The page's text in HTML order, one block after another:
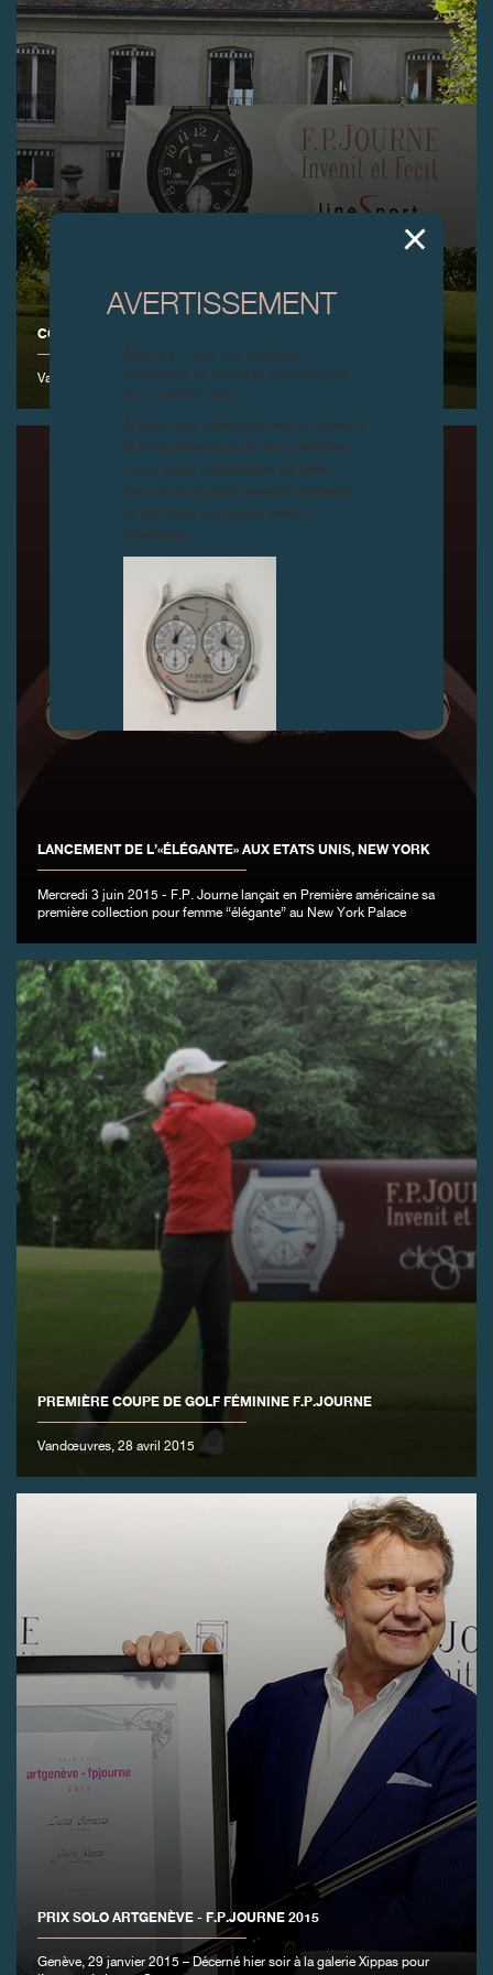
COUPE DE GOLF F.P.JOURNE 2015
Vandoeuvres, 13 juin 2015
LANCEMENT DE L’«ÉLÉGANTE» AUX ETATS UNIS, NEW YORK
Mercredi 3 juin 2015 - F.P. Journe lançait en Première américaine sa
première collection pour femme “élégante” au New York Palace
PREMIÈRE COUPE DE GOLF FÉMININE F.P.JOURNE
Vandœuvres, 28 avril 2015
PRIX SOLO ARTGENÈVE - F.P.JOURNE 2015
Genève, 29 janvier 2015 – Décerné hier soir à la galerie Xippas pour
AVERTISSEMENT
À tous nos collectionneurs : devant
la recrudescence de faux articles,
nous vous conseillons de faire
preuve de la plus grande vigilance
et de nous contacter avant
d’acheter.
FAUX
FAUX
FAUX
FAUX